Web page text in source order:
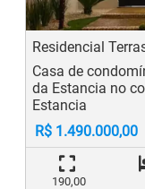
Residencial
Casa de
da Estancia no
Estancia
R$ 1.490.000,00
190,00